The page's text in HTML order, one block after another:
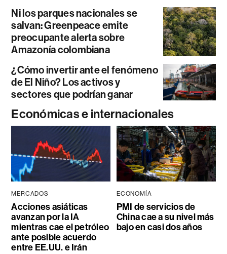
Ni los parques nacionales se
salvan: Greenpeace emite
preocupante alerta sobre
Amazonía colombiana
¿Cómo invertir ante el fenómeno
de El Niño? Los activos y
sectores que podrían ganar
Económicas e internacionales
MERCADOS
Acciones asiáticas
avanzan por la IA
mientras cae el petróleo
ante posible acuerdo
entre EE.UU. e Irán
ECONOMÍA
PMI de servicios de
China cae a su nivel más
bajo en casi dos años